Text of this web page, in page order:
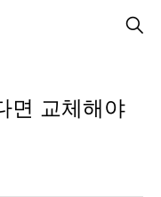
면 교체해야